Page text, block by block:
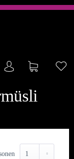
Mein KontoWarenkorb